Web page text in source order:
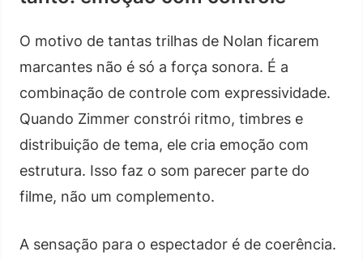
O motivo de tantas trilhas de Nolan ficarem
marcantes não é só a força sonora. É a
combinação de controle com expressividade.
Quando Zimmer constrói ritmo, timbres e
distribuição de tema, ele cria emoção com
estrutura. Isso faz o som parecer parte do
filme, não um complemento.
A sensação para o espectador é de coerência.